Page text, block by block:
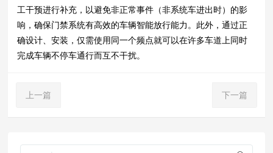
工干预进行补充，以避免非正常事件（非系统车进出时）的影
响，确保门禁系统有高效的车辆智能放行能力。 此外，通过正
确设计、安装，仅需使用同一个频点就可以在许多车道上同时
完成车辆不停车通行而互不干扰。
上一篇 下一篇